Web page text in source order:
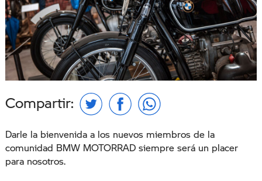
Darle la bienvenida a los nuevos miembros de la
comunidad BMW MOTORRAD siempre será un placer
para nosotros.
Compartir: